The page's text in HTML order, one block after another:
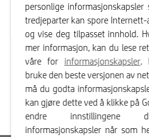
personlige
tredjeparter kan spore
og vise deg tilpasset innhold.
mer informasjon, kan du lese
våre for informasjonskapsler.
bruke den beste versjonen av
må du godta
kan gjøre dette ved å klikke på
endre innstillingene
informasjonskapsler når som